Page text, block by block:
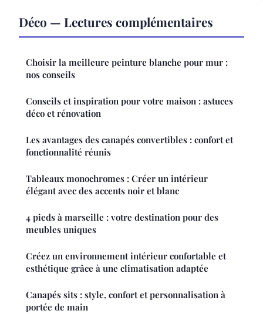
Déco — Lectures complémentaires
Choisir la meilleure peinture blanche pour mur :
nos conseils
Conseils et inspiration pour votre maison : astuces
déco et rénovation
Les avantages des canapés convertibles : confort et
fonctionnalité réunis
Tableaux monochromes : Créer un intérieur
élégant avec des accents noir et blanc
4 pieds à marseille : votre destination pour des
meubles uniques
Créez un environnement intérieur confortable et
esthétique grâce à une climatisation adaptée
Canapés sits : style, confort et personnalisation à
portée de main